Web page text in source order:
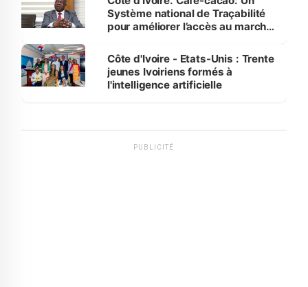
Système national de Traçabilité
pour améliorer l’accès au marché
Côte d'Ivoire - Etats-Unis : Trente
jeunes Ivoiriens formés à
l'intelligence artificielle
PUBLICITÉ